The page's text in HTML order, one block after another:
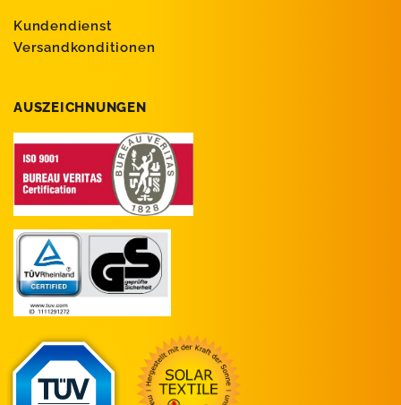
Kundendienst
Versandkonditionen
AUSZEICHNUNGEN